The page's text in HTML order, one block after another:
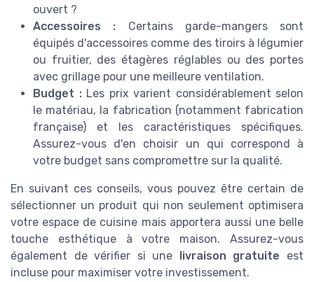
ouvert ?
Accessoires : Certains garde-mangers sont
équipés d'accessoires comme des tiroirs à légumier
ou fruitier, des étagères réglables ou des portes
avec grillage pour une meilleure ventilation.
Budget :Les prix varient considérablement selon
le matériau, la fabrication (notamment fabrication
française) et les caractéristiques spécifiques.
Assurez-vous d'en choisir un qui correspond à
votre budget sans compromettre sur la qualité.
En suivant ces conseils, vous pouvez être certain de
sélectionner un produit qui non seulement optimisera
votre espace de cuisine mais apportera aussi une belle
touche esthétique à votre maison. Assurez-vous
également de vérifier si une livraison gratuite est
incluse pour maximiser votre investissement.